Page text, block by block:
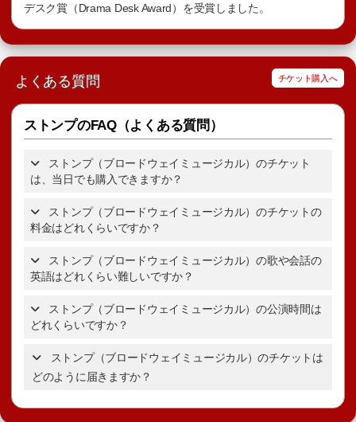
デスク賞（Drama Desk Award）を受賞しました。
よくある質問 チケット購入へ
ストンプのFAQ（よくある質問）
ストンプ（ブロードウェイミュージカル）のチケット
は、当日でも購入できますか？
ストンプ（ブロードウェイミュージカル）のチケットの
料金はどれくらいですか？
ストンプ（ブロードウェイミュージカル）の歌や会話の
英語はどれくらい難しいですか？
ストンプ（ブロードウェイミュージカル）の公演時間は
どれくらいですか？
ストンプ（ブロードウェイミュージカル）のチケットは
どのように届きますか？